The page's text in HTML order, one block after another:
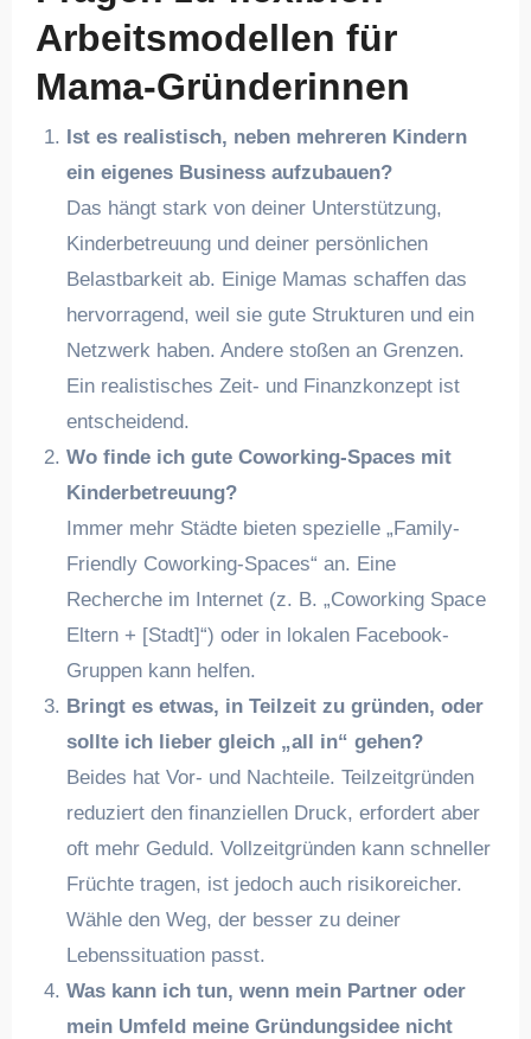
Arbeitsmodellen für
Mama-Gründerinnen
Ist es realistisch, neben mehreren Kindern
ein eigenes Business aufzubauen?
Das hängt stark von deiner Unterstützung,
Kinderbetreuung und deiner persönlichen
Belastbarkeit ab. Einige Mamas schaffen das
hervorragend, weil sie gute Strukturen und ein
Netzwerk haben. Andere stoßen an Grenzen.
Ein realistisches Zeit- und Finanzkonzept ist
entscheidend.
Wo finde ich gute Coworking-Spaces mit
Kinderbetreuung?
Immer mehr Städte bieten spezielle „Family-
Friendly Coworking-Spaces“ an. Eine
Recherche im Internet (z. B. „Coworking Space
Eltern + [Stadt]“) oder in lokalen Facebook-
Gruppen kann helfen.
Bringt es etwas, in Teilzeit zu gründen, oder
sollte ich lieber gleich „all in“ gehen?
Beides hat Vor- und Nachteile. Teilzeitgründen
reduziert den finanziellen Druck, erfordert aber
oft mehr Geduld. Vollzeitgründen kann schneller
Früchte tragen, ist jedoch auch risikoreicher.
Wähle den Weg, der besser zu deiner
Lebenssituation passt.
Was kann ich tun, wenn mein Partner oder
mein Umfeld meine Gründungsidee nicht